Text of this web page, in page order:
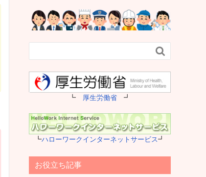

┗ 厚生労働省 ┛
┗ハローワークインターネットサービス┛
お役立ち記事